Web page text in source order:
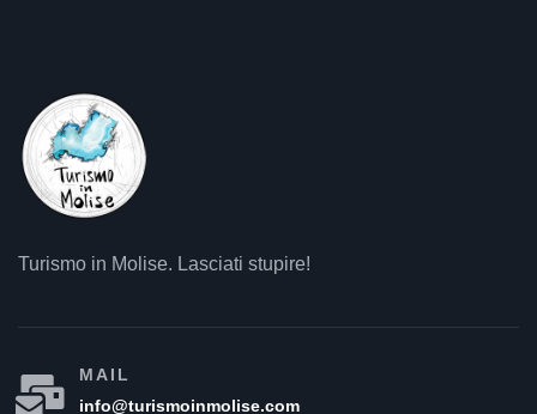
Turismo in Molise. Lasciati stupire!
MAIL
info@turismoinmolise.com